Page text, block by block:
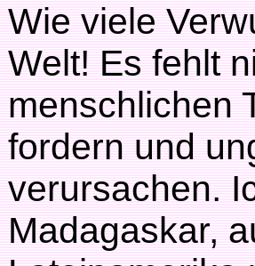
Wie viele
Welt! Es fehlt
menschlichen
fordern und
verursachen.
Madagaskar,